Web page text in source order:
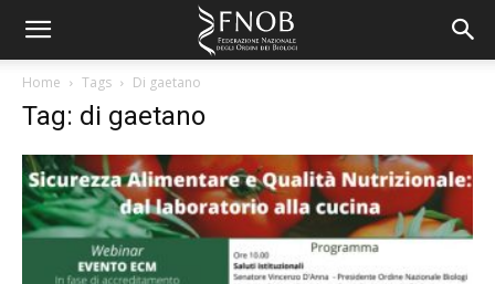
Home Tags Di gaetano
Tag: di gaetano